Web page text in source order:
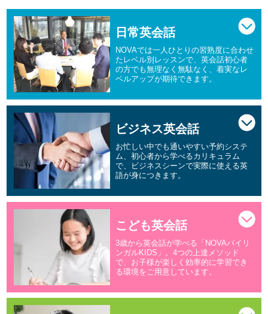
日常英会話
NOVAでは一人ひとりの習熟度に合わせ
たレベル別レッスンで、英会話初心者
の方でも無理なく無駄なく、着実なレ
ベルアップが期待できます。
ビジネス英会話
お忙しい中でも通いやすい予約システ
ム、初心者から学べるカリキュラム
で、ビジネスシーンで実際に使える英
語が身につきます。
こども英会話
3歳から英会話が学べる「NOVAバイリ
ンガルKIDS」。4つの上達メソッド
で、お子様が楽しく効率的に学習でき
る環境をご用意しています。